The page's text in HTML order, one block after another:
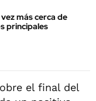
más cerca de
principales
el final del